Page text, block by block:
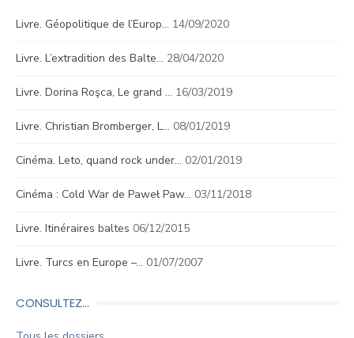
Livre. Géopolitique de l’Europ… 14/09/2020
Livre. L’extradition des Balte… 28/04/2020
Livre. Dorina Roşca, Le grand … 16/03/2019
Livre. Christian Bromberger, L… 08/01/2019
Cinéma. Leto, quand rock under… 02/01/2019
Cinéma : Cold War de Paweł Paw… 03/11/2018
Livre. Itinéraires baltes 06/12/2015
Livre. Turcs en Europe –… 01/07/2007
CONSULTEZ…